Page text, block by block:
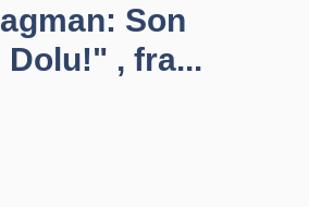
Son
, fra...